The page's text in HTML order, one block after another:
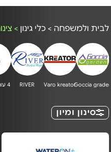
לבית ולמשפחה > כלי גינון >
Goccia graden
Varo kreator
RIVER 4 עונות ג.חיון
סינון ומיון